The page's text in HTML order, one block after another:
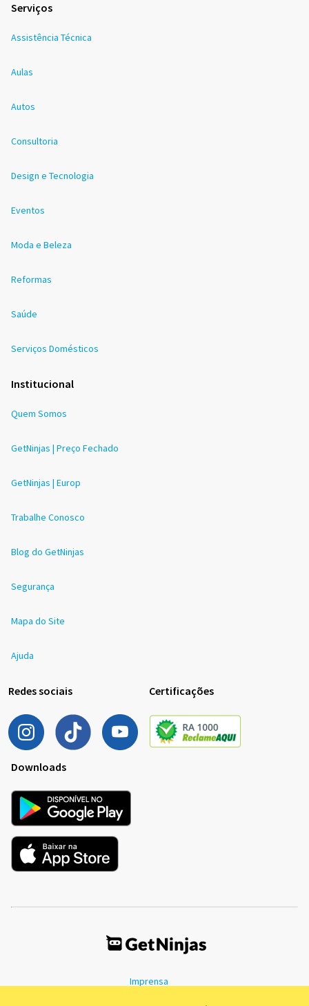
Serviços
Assistência Técnica
Aulas
Autos
Consultoria
Design e Tecnologia
Eventos
Moda e Beleza
Reformas
Saúde
Serviços Domésticos
Institucional
Quem Somos
GetNinjas | Preço Fechado
GetNinjas | Europ
Trabalhe Conosco
Blog do GetNinjas
Segurança
Mapa do Site
Ajuda
Redes sociais Certificações
Downloads
Imprensa